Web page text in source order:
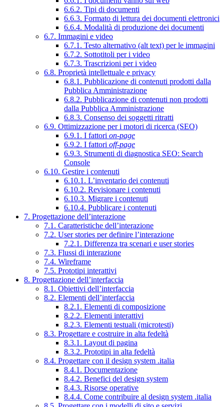
6.6.2. Tipi di documenti
6.6.3. Formato di lettura dei documenti elettronici
6.6.4. Modalità di produzione dei documenti
6.7. Immagini e video
6.7.1. Testo alternativo (alt text) per le immagini
6.7.2. Sottotitoli per i video
6.7.3. Trascrizioni per i video
6.8. Proprietà intellettuale e privacy
6.8.1. Pubblicazione di contenuti prodotti dalla
Pubblica Amministrazione
6.8.2. Pubblicazione di contenuti non prodotti
dalla Pubblica Amministrazione
6.8.3. Consenso dei soggetti ritratti
6.9. Ottimizzazione per i motori di ricerca (SEO)
6.9.1. I fattori on-page
6.9.2. I fattori off-page
6.9.3. Strumenti di diagnostica SEO: Search
Console
6.10. Gestire i contenuti
6.10.1. L’inventario dei contenuti
6.10.2. Revisionare i contenuti
6.10.3. Migrare i contenuti
6.10.4. Pubblicare i contenuti
7. Progettazione dell’interazione
7.1. Caratteristiche dell’interazione
7.2. User stories per definire l’interazione
7.2.1. Differenza tra scenari e user stories
7.3. Flussi di interazione
7.4. Wireframe
7.5. Prototipi interattivi
8. Progettazione dell’interfaccia
8.1. Obiettivi dell’interfaccia
8.2. Elementi dell’interfaccia
8.2.1. Elementi di composizione
8.2.2. Elementi interattivi
8.2.3. Elementi testuali (microtesti)
8.3. Progettare e costruire in alta fedeltà
8.3.1. Layout di pagina
8.3.2. Prototipi in alta fedeltà
8.4. Progettare con il design system .italia
8.4.1. Documentazione
8.4.2. Benefici del design system
8.4.3. Risorse operative
8.4.4. Come contribuire al design system .italia